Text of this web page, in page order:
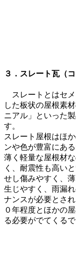
３．スレート瓦（
スレートとはセメ
した板状の屋根素
ニアル」といった
す。
スレート屋根はほ
ンや色が豊富にあ
薄く軽量な屋根材
く、耐震性も高い
せし傷みやすく、
生じやすく、雨漏
ナンスが必要とさ
０年程度とほかの
る必要がでてくるで